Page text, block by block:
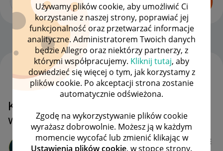
Używamy plików cookie, aby umożliwić Ci
korzystanie z naszej strony, poprawiać jej
funkcjonalność oraz przetwarzać informacje
analityczne. Administratorem Twoich danych
będzie Allegro oraz niektórzy partnerzy, z
którymi współpracujemy. Kliknij tutaj, aby
dowiedzieć się więcej o tym, jak korzystamy z
plików cookie. Po akceptacji strona zostanie
automatycznie odświeżona.
Zgodę na wykorzystywanie plików cookie
wyrażasz dobrowolnie. Możesz ją w każdym
momencie wycofać lub zmienić klikając w
Ustawienia plików cookie, w stopce strony.
Dyskusje kupujących OPCJE
Kupiłam drukarkę i nie WiFi a już
wlałam tusz czy mogę ją zostawić
Client:58907847
WSZYSTKIE TEMATY